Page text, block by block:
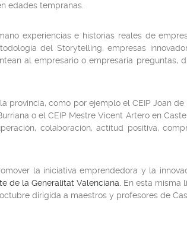
edades tempranas.
experiencias e historias reales de
del Storytelling, empresas
al empresario o empresaria preguntas,
provincia, como por ejemplo el CEIP Joan de
o el CEIP Mestre Vicent Artero en
colaboración, actitud positiva,
la iniciativa emprendedora y la
de la Generalitat Valenciana. En esta misma
dirigida a maestros y profesores de